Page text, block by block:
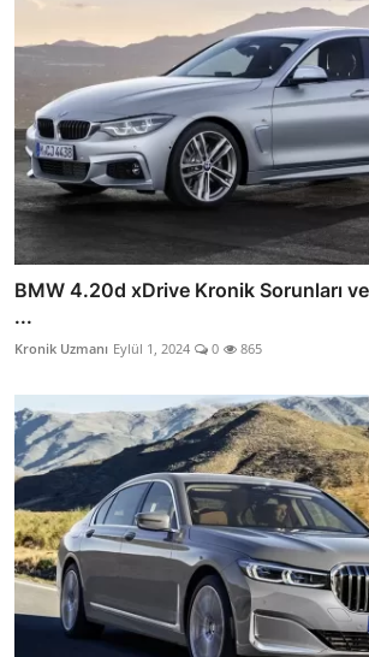
BMW 4.20d xDrive Kronik Sorunları ve
...
Kronik Uzmanı Eylül 1, 2024 0 865